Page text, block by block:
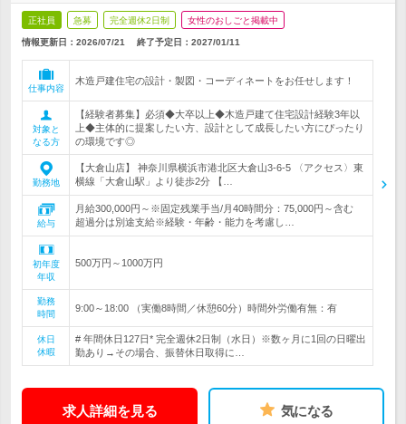
正社員 急募 完全週休2日制 女性のおしごと掲載中
情報更新日：2026/07/21 終了予定日： 2027/01/11
仕事内容
木造戸建住宅の設計・製図・コーディネートをお任せします！
対象と
なる方
【経験者募集】必須◆大卒以上◆木造戸建て住宅設計経験3年以
上◆主体的に提案したい方、設計として成長したい方にぴったり
の環境です◎
勤務地
【大倉山店】 神奈川県横浜市港北区大倉山3-6-5 〈アクセス〉東
横線「大倉山駅」より徒歩2分 【…
給与
月給300,000円～※固定残業手当/月40時間分：75,000円～含む
超過分は別途支給※経験・年齢・能力を考慮し…
初年度
年収
500万円～1000万円
勤務
時間
9:00～18:00 （実働8時間／休憩60分）時間外労働有無：有
休日
休暇
# 年間休日127日* 完全週休2日制（水日）※数ヶ月に1回の日曜出
勤あり→その場合、振替休日取得に…
求人詳細を見る 気になる